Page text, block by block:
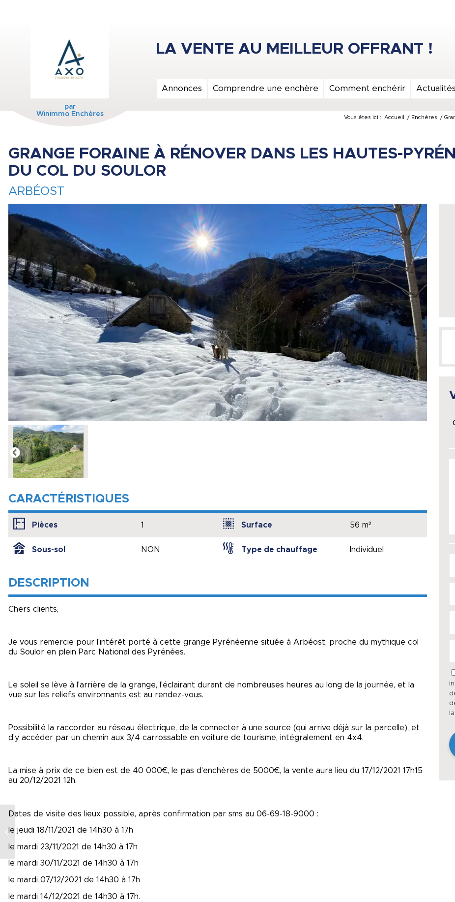
par
Winimmo Enchères
Annonces Comprendre une enchère Comment enchérir Actualités
Vous êtes ici : Accueil / Enchères /
GRANGE FORAINE À RÉNOVER DANS LES HAUTES-
DU COL DU SOULOR
ARBÉOST
CARACTÉRISTIQUES
Pièces 1
Sous-sol NON
Surface 56 m²
Type de chauffage Individuel
DESCRIPTION
Chers clients,
Je vous remercie pour l'intérêt porté à cette grange Pyrénéenne située à Arbéost, proche du mythique col
du Soulor en plein Parc National des Pyrénées.
Le soleil se lève à l'arrière de la grange, l'éclairant durant de nombreuses heures au long de la journée, et la
vue sur les reliefs environnants est au rendez-vous.
Possibilité la raccorder au réseau électrique, de la connecter à une source (qui arrive déjà sur la parcelle), et
d'y accéder par un chemin aux 3/4 carrossable en voiture de tourisme, intégralement en 4x4.
La mise à prix de ce bien est de 40 000€, le pas d'enchères de 5000€, la vente aura lieu du 17/12/2021 17h15
au 20/12/2021 12h.
Dates de visite des lieux possible, après confirmation par sms au 06-69-18-9000 :
le jeudi 18/11/2021 de 14h30 à 17h
le mardi 23/11/2021 de 14h30 à 17h
le mardi 30/11/2021 de 14h30 à 17h
le mardi 07/12/2021 de 14h30 à 17h
le mardi 14/12/2021 de 14h30 à 17h.
la
MAISON 5 PIECES – 3